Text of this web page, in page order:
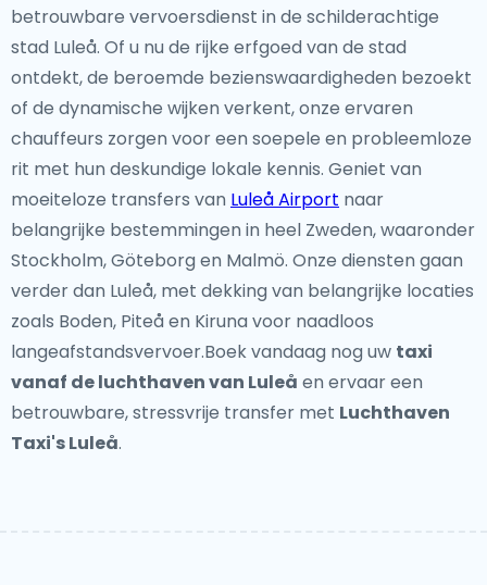
betrouwbare vervoersdienst in de schilderachtige
stad Luleå. Of u nu de rijke erfgoed van de stad
ontdekt, de beroemde bezienswaardigheden bezoekt
of de dynamische wijken verkent, onze ervaren
chauffeurs zorgen voor een soepele en probleemloze
rit met hun deskundige lokale kennis. Geniet van
moeiteloze transfers van Luleå Airport naar
belangrijke bestemmingen in heel Zweden, waaronder
Stockholm, Göteborg en Malmö. Onze diensten gaan
verder dan Luleå, met dekking van belangrijke locaties
zoals Boden, Piteå en Kiruna voor naadloos
langeafstandsvervoer.Boek vandaag nog uw taxi
vanaf de luchthaven van Luleå en ervaar een
betrouwbare, stressvrije transfer met Luchthaven
Taxi's Luleå.